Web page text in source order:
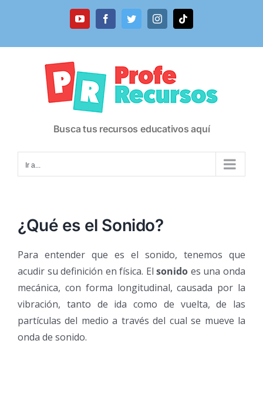
YouTubeFacebookTwitterInstagramTiktok
Busca tus recursos educativos aquí
Ir a...
¿Qué es el Sonido?
Para entender que es el sonido, tenemos que
acudir su definición en física. Elsonido es una onda
mecánica, con forma longitudinal, causada por la
vibración, tanto de ida como de vuelta, de las
partículas del medio a través del cual se mueve la
onda de sonido.